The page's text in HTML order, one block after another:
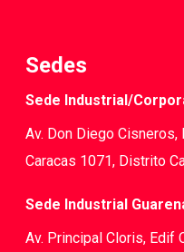
Sedes
Sede Industrial/
Av. Don Diego
Caracas 1071, Distrito
Sede Industrial
Av. Principal Cloris, Edif